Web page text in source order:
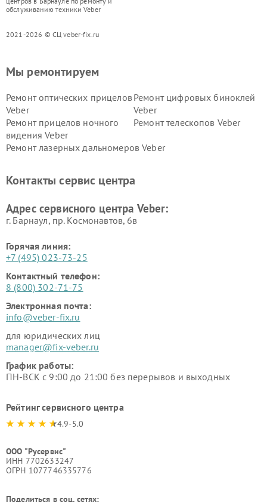
обслуживанию техники Veber
2021-2026 © СЦ veber-fix.ru
Мы ремонтируем
Ремонт оптических прицелов
Veber
Ремонт цифровых биноклей
Veber
Ремонт прицелов ночного
видения Veber
Ремонт телескопов Veber
Ремонт лазерных дальномеров Veber
Контакты сервис центра
Адрес сервисного центра Veber:
г. Барнаул, ​пр. Космонавтов, 6в
Горячая линия:
+7 (495) 023-73-25
Контактный телефон:
8 (800) 302-71-75
Электронная почта:
info@veber-fix.ru
для юридических лиц
manager@fix-veber.ru
График работы:
ПН-ВСК с 9:00 до 21:00 без перерывов и выходных
Рейтинг сервисного центра
4.9-5.0
ООО "Русервис"
ИНН 7702633247
ОГРН 1077746335776
Поделиться в соц. сетях: